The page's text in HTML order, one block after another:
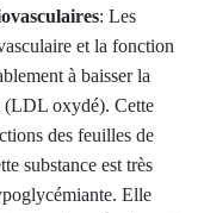
: Les
et la fonction
à baisser la
(LDL oxydé). Cette
des feuilles de
substance est très
Elle